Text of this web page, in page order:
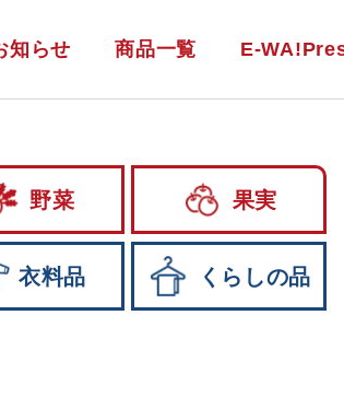
知らせ 商品一覧 E-
野菜 果実
衣料品 くらしの品